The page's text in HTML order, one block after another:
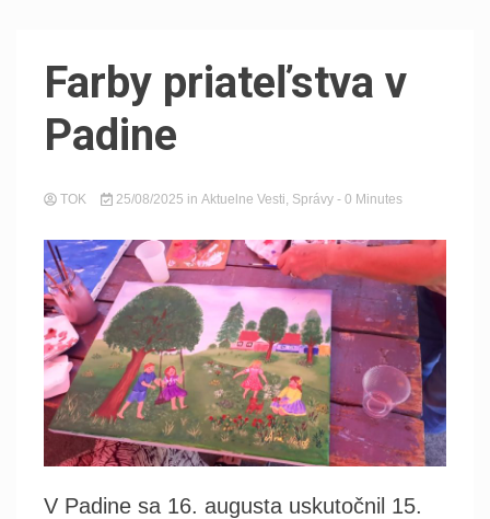
Farby priateľstva v
Padine
TOK 25/08/2025 in Aktuelne Vesti, Správy - 0 Minutes
V Padine sa 16. augusta uskutočnil 15.